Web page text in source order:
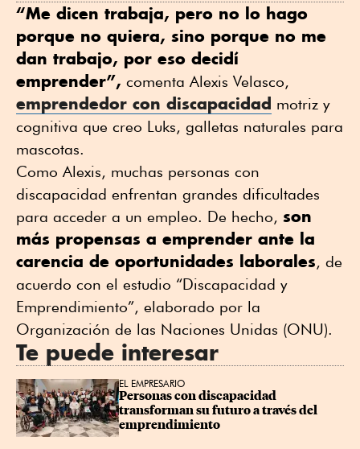
“Me dicen trabaja, pero no lo hago
porque no quiera, sino porque no me
dan trabajo, por eso decidí
emprender”, comenta Alexis Velasco,
emprendedor con discapacidad motriz y
cognitiva que creo Luks, galletas naturales para
mascotas.
Como Alexis, muchas personas con
discapacidad enfrentan grandes dificultades
para acceder a un empleo. De hecho, son
más propensas a emprender ante la
carencia de oportunidades laborales, de
acuerdo con el estudio “Discapacidad y
Emprendimiento”, elaborado por la
Organización de las Naciones Unidas (ONU).
Te puede interesar
EL EMPRESARIO
Personas con discapacidad
transforman su futuro a través del
emprendimiento